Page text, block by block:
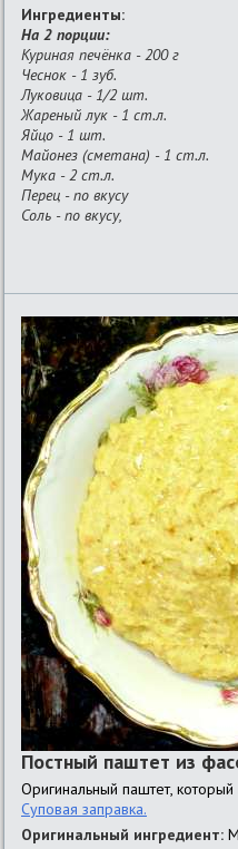
Ингредиенты:
На 2 порции:
Куриная печёнка - 200 г
Чеснок - 1 зуб.
Луковица - 1/2 шт.
Жареный лук - 1 ст.л.
Яйцо - 1 шт.
Майонез (сметана) - 1 ст.л.
Мука - 2 ст.л.
Перец - по вкусу
Соль - по вкусу,
Постный паштет из
Оригинальный паштет,
Суповая заправка.
Оригинальный ингредиент: